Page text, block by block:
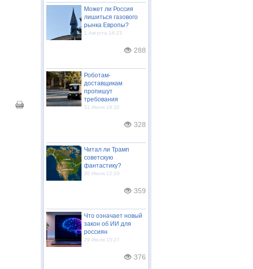
Может ли Россия
лишиться газового
рынка Европы?
1 Августа 16:23
288
Роботам-
доставщикам
пропишут
требования
31 Июля 18:32
328
Читал ли Трамп
советскую
фантастику?
30 Июля 12:20
359
Что означает новый
закон об ИИ для
россиян
29 Июля 15:27
376